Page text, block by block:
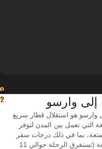
1
2
وارسو هو استقلال قطار سريع
تعمل بين المدن لتوفر
بما في ذلك درجات سفر
متنوعة للاختيار من بينها وأوقات سفر سريعة (تستغرق الرحلة حوالي 11